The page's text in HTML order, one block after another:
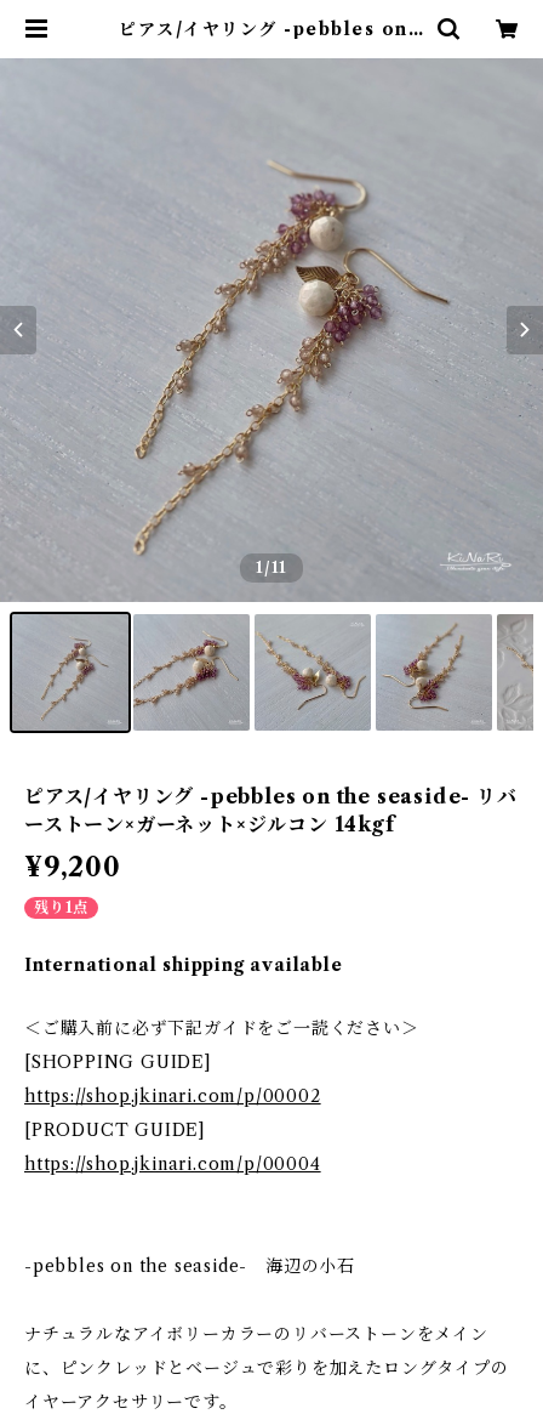
ピアス/イヤリング -pebbles on t
1/11
ピアス/イヤリング -pebbles on the seaside- リバ
ーストーン×ガーネット×ジルコン 14kgf
¥9,200
残り1点
International shipping available
＜ご購入前に必ず下記ガイドをご一読ください＞
[SHOPPING GUIDE]
https://shop.jkinari.com/p/00002
[PRODUCT GUIDE]
https://shop.jkinari.com/p/00004
-pebbles on the seaside- 海辺の小石
ナチュラルなアイボリーカラーのリバーストーンをメイン
に、ピンクレッドとベージュで彩りを加えたロングタイプの
イヤーアクセサリーです。